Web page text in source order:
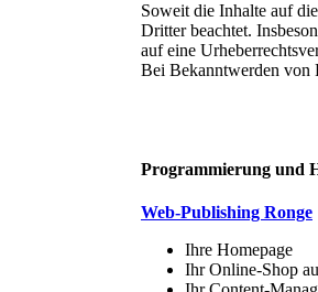
Soweit die Inhalte auf
Dritter beachtet.
auf eine
Bei Bekanntwerden von
Programmierung und
Web-Publishing Ronge
Ihre Homepage
Ihr Online-Shop